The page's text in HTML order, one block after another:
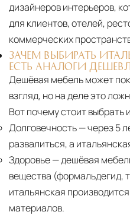
дизайнеров интерьеров,
для клиентов, отелей,
коммерческих
ЗАЧЕМ ВЫБИРАТЬ
ЕСТЬ АНАЛОГИ
Дешёвая мебель может
взгляд, но на деле это
Вот почему стоит выбрать
Долговечность— через 5
развалиться, а
Здоровье— дешёвая
вещества (формальдегид,
итальянская
материалов.